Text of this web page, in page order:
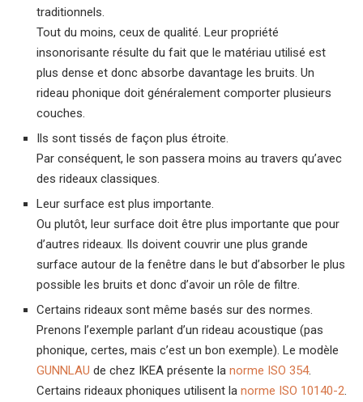
traditionnels.
Tout du moins, ceux de qualité. Leur propriété
insonorisante résulte du fait que le matériau utilisé est
plus dense et donc absorbe davantage les bruits. Un
rideau phonique doit généralement comporter plusieurs
couches.
Ils sont tissés de façon plus étroite.
Par conséquent, le son passera moins au travers qu’avec
des rideaux classiques.
Leur surface est plus importante.
Ou plutôt, leur surface doit être plus importante que pour
d’autres rideaux. Ils doivent couvrir une plus grande
surface autour de la fenêtre dans le but d’absorber le plus
possible les bruits et donc d’avoir un rôle de filtre.
Certains rideaux sont même basés sur des normes.
Prenons l’exemple parlant d’un rideau acoustique (pas
phonique, certes, mais c’est un bon exemple). Le modèle
GUNNLAU de chez IKEA présente la norme ISO 354.
Certains rideaux phoniques utilisent la norme ISO 10140-2.